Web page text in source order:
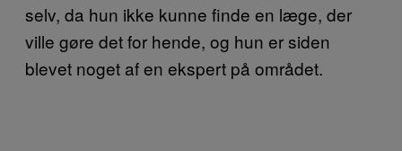
selv, da hun ikke kunne finde en læge, der
ville gøre det for hende, og hun er siden
blevet noget af en ekspert på området.